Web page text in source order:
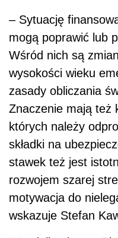
– Sytuację
mogą poprawić lub
Wśród nich są
wysokości wieku
zasady obliczania
Znaczenie mają też
których należy
składki na
stawek też jest
rozwojem szarej
motywacja do
wskazuje Stefan